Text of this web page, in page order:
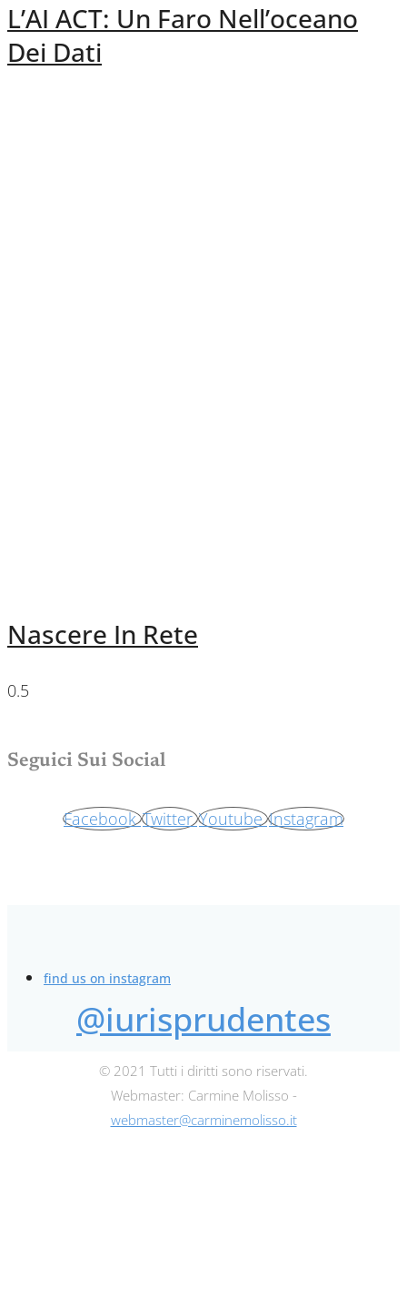
L’AI ACT: Un Faro Nell’oceano
Dei Dati
Nascere In Rete
Seguici Sui Social
Facebook Twitter Youtube Instagram
find us on instagram
@iurisprudentes
© 2021 Tutti i diritti sono riservati.
Webmaster: Carmine Molisso -
webmaster@carminemolisso.it